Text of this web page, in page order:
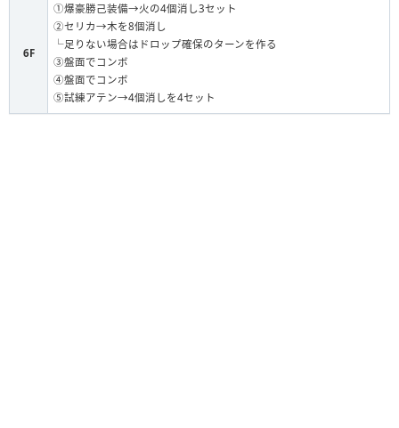
6F
①爆豪勝己装備→火の4個消し3セット
②セリカ→木を8個消し
└足りない場合はドロップ確保のターンを作る
③盤面でコンボ
④盤面でコンボ
⑤試練アテン→4個消しを4セット